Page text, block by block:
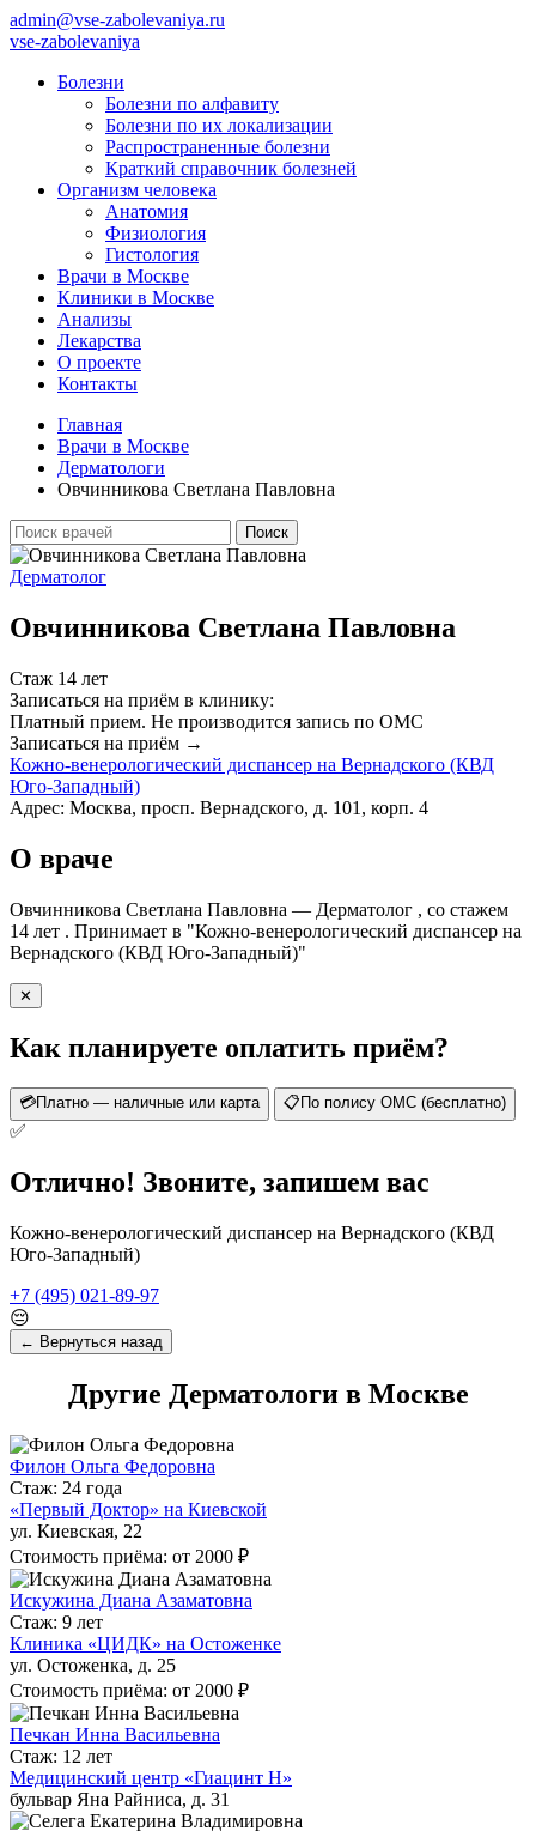
admin@vse-zabolevaniya.ru
vse-zabolevaniya
Болезни
Болезни по алфавиту
Болезни по их локализации
Распространенные болезни
Краткий справочник болезней
Организм человека
Анатомия
Физиология
Гистология
Врачи в Москве
Клиники в Москве
Анализы
Лекарства
О проекте
Контакты
Главная
Врачи в Москве
Дерматологи
Овчинникова Светлана Павловна
Дерматолог
Овчинникова Светлана Павловна
Стаж 14 лет
Записаться на приём в клинику:
Платный прием. Не производится запись по ОМС
Записаться на приём →
Кожно-венерологический диспансер на Вернадского (КВД
Юго-Западный)
Адрес: Москва, просп. Вернадского, д. 101, корп. 4
О враче
Овчинникова Светлана Павловна — Дерматолог , со стажем
14 лет . Принимает в "Кожно-венерологический диспансер на
Вернадского (КВД Юго-Западный)"
✕
Как планируете оплатить приём?
💳Платно — наличные или карта 📋 По полису ОМС (бесплатно)
✅
Отлично! Звоните, запишем вас
Кожно-венерологический диспансер на Вернадского (КВД
Юго-Западный)
+7 (495) 021-89-97
😔
← Вернуться назад
Другие Дерматологи в Москве
Филон Ольга Федоровна
Стаж: 24 года
«Первый Доктор» на Киевской
ул. Киевская, 22
Стоимость приёма: от 2000 ₽
Искужина Диана Азаматовна
Стаж: 9 лет
Клиника «ЦИДК» на Остоженке
ул. Остоженка, д. 25
Стоимость приёма: от 2000 ₽
Печкан Инна Васильевна
Стаж: 12 лет
Медицинский центр «Гиацинт Н»
бульвар Яна Райниса, д. 31